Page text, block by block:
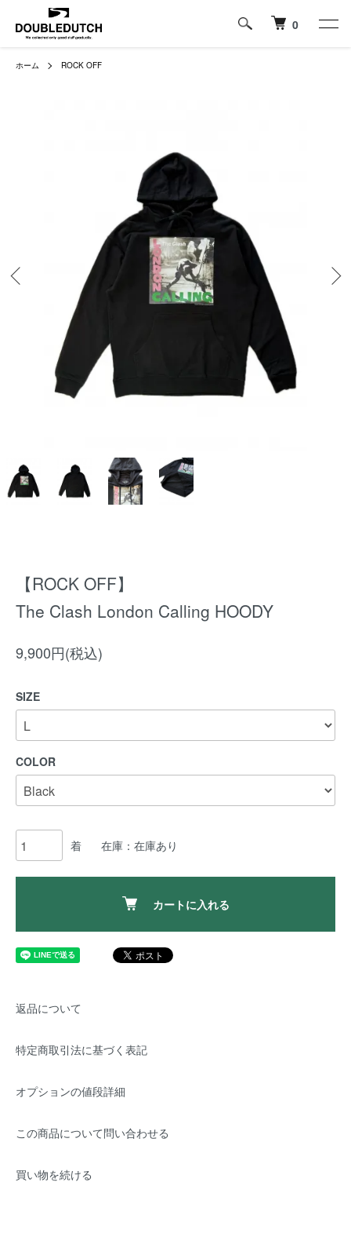
0
ホーム ROCK OFF
【ROCK OFF】
The Clash London Calling HOODY
9,900円(税込)
SIZE
COLOR
着 在庫：在庫あり
カートに入れる
返品について
特定商取引法に基づく表記
オプションの値段詳細
この商品について問い合わせる
買い物を続ける